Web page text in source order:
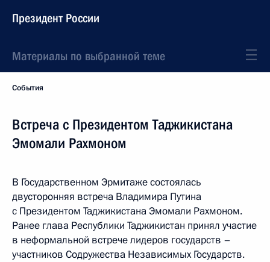
Президент России
Материалы по выбранной теме
События
Встреча с Президентом Таджикистана
Эмомали Рахмоном
В Государственном Эрмитаже состоялась
двусторонняя встреча Владимира Путина
с Президентом Таджикистана Эмомали Рахмоном.
Ранее глава Республики Таджикистан принял участие
в неформальной встрече лидеров государств –
участников Содружества Независимых Государств.